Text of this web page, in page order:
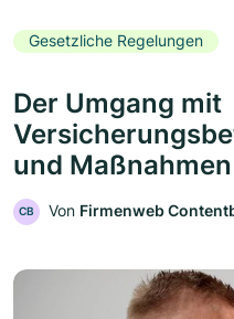
Gesetzliche Regelungen
Der Umgang mit
und Maßnahmen
CB Von Firmenweb